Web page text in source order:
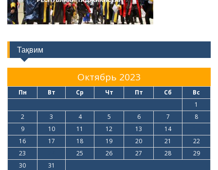
Тақвим
Октябрь 2023
Пн Вт Ср Чт Пт Сб Вс
1
2
3 4 5 6 7
8
9
10 11 12 13 14
16
17 18 19 20 21
22
23
25 26 27 28
29
30
31